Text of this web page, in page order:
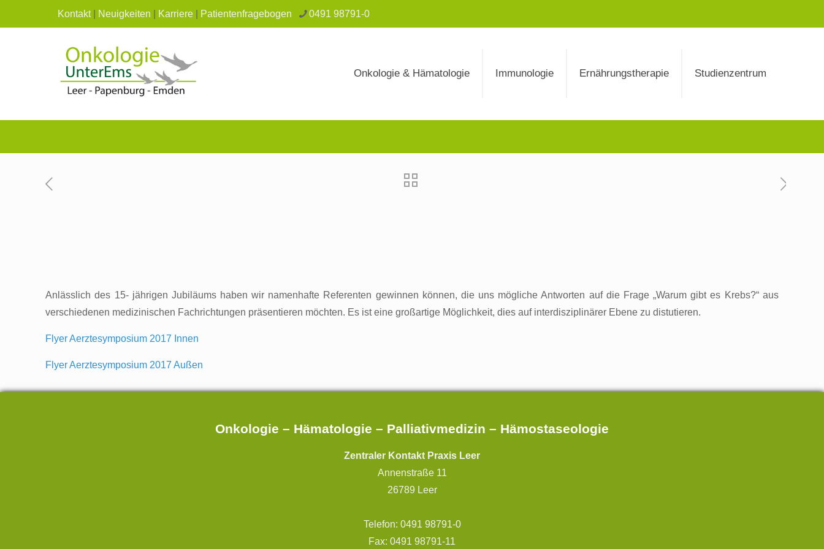
Kontakt| Neuigkeiten Karriere Patientenfragebogen 0491 98791-0
Onkologie & Hämatologie Immunologie Ernährungstherapie Studienzentrum
Anlässlich des 15- jährigen Jubiläums haben wir namenhafte Referenten gewinnen können, die uns mögliche Antworten auf die Frage „Warum gibt es Krebs?“ aus
verschiedenen medizinischen Fachrichtungen präsentieren möchten. Es ist eine großartige Möglichkeit, dies auf interdisziplinärer Ebene zu distutieren.
Flyer Aerztesymposium 2017 Innen
Flyer Aerztesymposium 2017 Außen
Onkologie – Hämatologie – Palliativmedizin – Hämostaseologie
Zentraler Kontakt Praxis Leer
Annenstraße 11
26789 Leer
Telefon: 0491 98791-0
Fax: 0491 98791-11